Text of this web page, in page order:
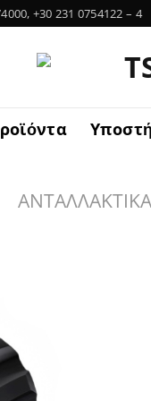
+30 231 0754122 – 4
ΑΝΤΑΛΛΑΚΤΙΚΑ